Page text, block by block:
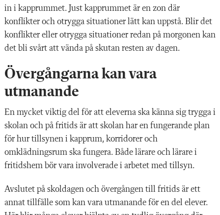
in i kapprummet. Just kapprummet är en zon där
konflikter och otrygga situationer lätt kan uppstå. Blir det
konflikter eller otrygga situationer redan på morgonen kan
det bli svårt att vända på skutan resten av dagen.
Övergångarna kan vara
utmanande
En mycket viktig del för att eleverna ska känna sig trygga i
skolan och på fritids är att skolan har en fungerande plan
för hur tillsynen i kapprum, korridorer och
omklädningsrum ska fungera. Både lärare och lärare i
fritidshem bör vara involverade i arbetet med tillsyn.
Avslutet på skoldagen och övergången till fritids är ett
annat tillfälle som kan vara utmanande för en del elever.